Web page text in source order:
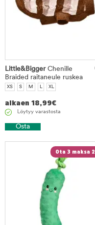
Little&BiggerChenille
Braided raitaneule ruskea
XS S M L XL
alkaen 18,99€
Löytyy varastosta
Osta
Ota 3 maksa 2